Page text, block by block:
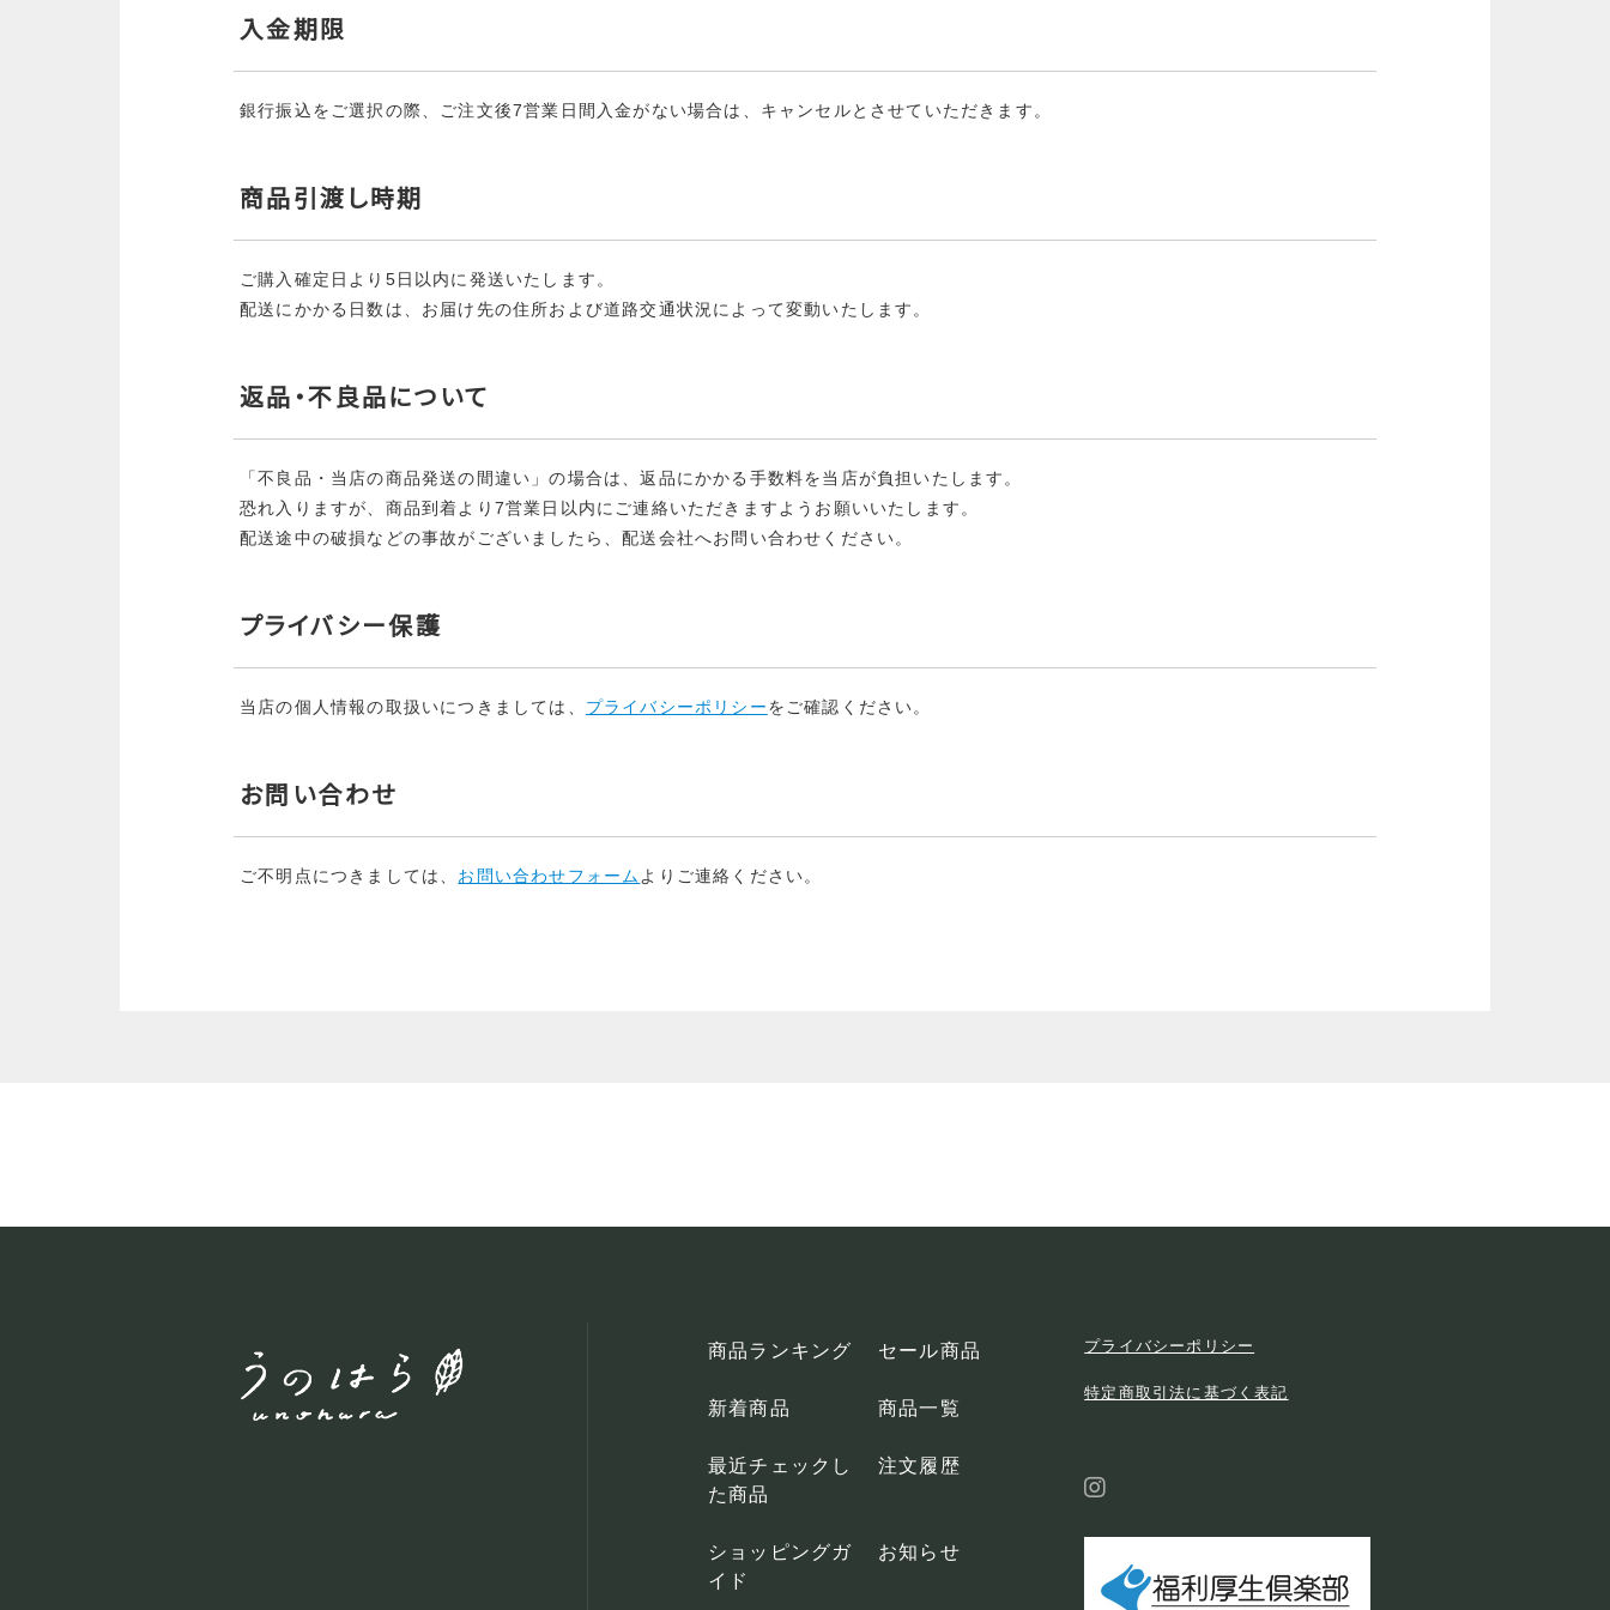
GUIDE
ブログ
入金期限
銀行振込をご選択の際、ご注文後7営業日間入金がない場合は、キャンセルとさせていただきます。
商品引渡し時期
ご購入確定日より5日以内に発送いたします。
配送にかかる日数は、お届け先の住所および道路交通状況によって変動いたします。
返品・不良品について
「不良品・当店の商品発送の間違い」の場合は、返品にかかる手数料を当店が負担いたします。
恐れ入りますが、商品到着より7営業日以内にご連絡いただきますようお願いいたします。
配送途中の破損などの事故がございましたら、配送会社へお問い合わせください。
プライバシー保護
当店の個人情報の取扱いにつきましては、 プライバシーポリシーをご確認ください。
お問い合わせ
ご不明点につきましては、 お問い合わせフォーム よりご連絡ください。
商品ランキング セール商品
新着商品 商品一覧
最近チェックし
た商品
注文履歴
ショッピングガ
イド
お知らせ
プライバシーポリシー
特定商取引法に基づく表記